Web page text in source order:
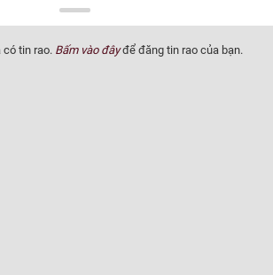
NĂM SẢN XUẤT
Tất cả
XUẤT XỨ
có tin rao. Bấm vào đâyđể đăng tin rao của bạn.